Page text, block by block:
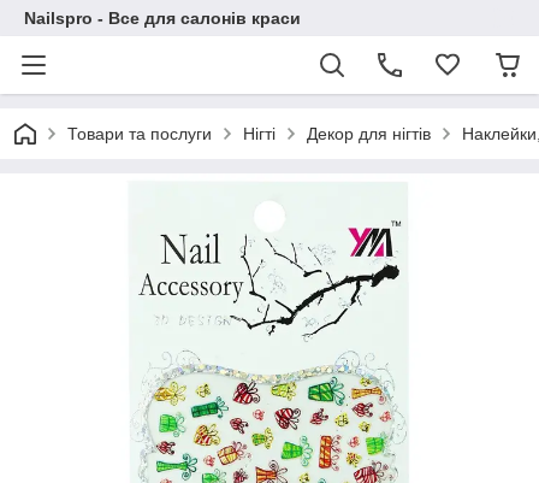
Nailspro - Все для салонів краси
Товари та послуги Нігті Декор для нігтів